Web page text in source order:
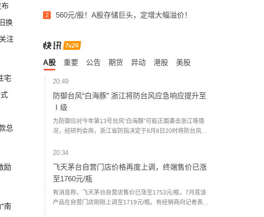
换
注
宅
总
励
南
2 560元/股！A股存储巨头，定增大幅溢价！
A股 重要 公告 期货 异动 港股 美股
20:49
防御台风“白海豚” 浙江将防台风应急响应提升至
Ⅰ级
为防御应对今年第13号台风“白海豚”可能正面袭击浙江等情
况，经研判会商，浙江省防指决定于8月8日20时将防台风应
态，按预案方案全力做好各项防台风工作，必要时宣布进入
停运和封闭交通道路等措施。（新华社）
20:34
飞天茅台自营门店价格再度上调，终端售价已涨
至1760元/瓶
有消息称，飞天茅台自营店售价已涨至1753元/瓶，7月底该
产品在自营门店刚刚上调至1719元/瓶。有经销商向记者表